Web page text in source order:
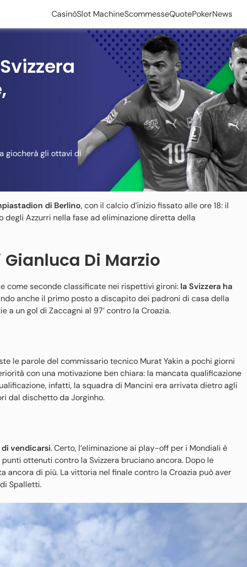
CasinòSlot MachineScommesseQuotePokerNews
giocherà gli ottavi di
di Berlino, con il calcio d’inizio fissato alle ore 18: il
Azzurri nella fase ad eliminazione diretta della
Di Marzio
come seconde classificate nei rispettivi gironi: la Svizzera ha
anche il primo posto a discapito dei padroni di casa della
a un gol di Zaccagni al 97’ contro la Croazia.
le parole del commissario tecnico Murat Yakin a pochi giorni
con una motivazione ben chiara: la mancata qualificazione
infatti, la squadra di Mancini era arrivata dietro agli
dal dischetto da Jorginho.
vendicarsi. Certo, l’eliminazione ai play-off per i Mondiali è
ottenuti contro la Svizzera bruciano ancora. Dopo le
ancora di più. La vittoria nel finale contro la Croazia può aver
Spalletti.